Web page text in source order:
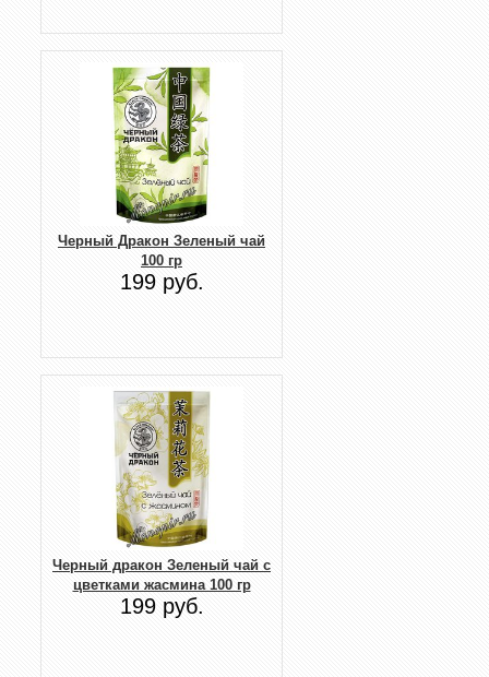
Черный Дракон Зеленый чай
100 гр
199 руб.
Черный дракон Зеленый чай с
цветками жасмина 100 гр
199 руб.